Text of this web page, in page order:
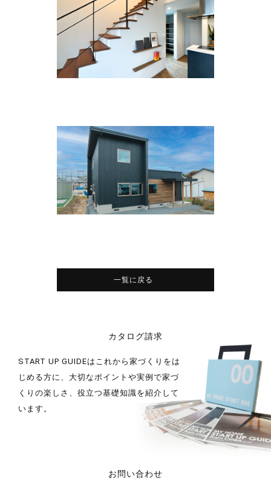
一覧に戻る
カタログ請求
START UP GUIDEはこれから家づくりをは
じめる方に、大切なポイントや実例で家づ
くりの楽しさ、役立つ基礎知識を紹介して
います。
お問い合わせ